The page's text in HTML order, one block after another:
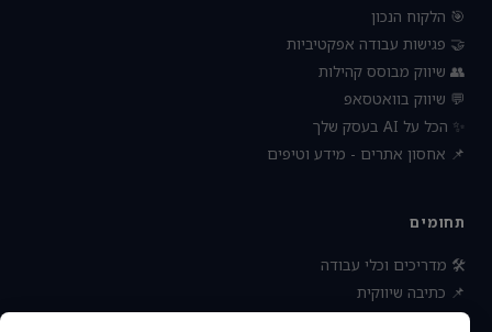
🎯 הלקוח הנכון
🤝 פגישות עבודה אפקטיביות
👥 שיווק מבוסס קהילות
💬 שיווק בוואטסאפ
✨ הכל על AI בעסק שלך
📌 אחסון אתרים - מידע וטיפים
תחומים
🛠 מדריכים וכלי עבודה
📌 כתיבה שיווקית
📌 socialbee מפלצת המדיה